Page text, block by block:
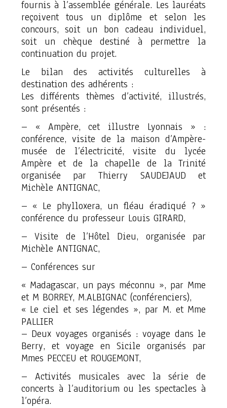
fournis à l’assemblée générale. Les lauréats
reçoivent tous un diplôme et selon les
concours, soit un bon cadeau individuel,
soit un chèque destiné à permettre la
continuation du projet.
Le bilan des activités culturelles à
destination des adhérents :
Les différents thèmes d’activité, illustrés,
sont présentés :
– « Ampère, cet illustre Lyonnais » :
conférence, visite de la maison d’Ampère-
musée de l’électricité, visite du lycée
Ampère et de la chapelle de la Trinité
organisée par Thierry SAUDEJAUD et
Michèle ANTIGNAC,
– « Le phylloxera, un fléau éradiqué ? »
conférence du professeur Louis GIRARD,
– Visite de l’Hôtel Dieu, organisée par
Michèle ANTIGNAC,
– Conférences sur
« Madagascar, un pays méconnu », par Mme
et M BORREY, M.ALBIGNAC (conférenciers),
« Le ciel et ses légendes », par M. et Mme
PALLIER
– Deux voyages organisés : voyage dans le
Berry, et voyage en Sicile organisés par
Mmes PECCEU et ROUGEMONT,
– Activités musicales avec la série de
concerts à l’auditorium ou les spectacles à
l’opéra.